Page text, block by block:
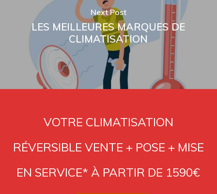
Next Post
LES MEILLEURES MARQUES DE
CLIMATISATION
VOTRE CLIMATISATION
RÉVERSIBLE VENTE + POSE + MISE
EN SERVICE* À PARTIR DE 1590€